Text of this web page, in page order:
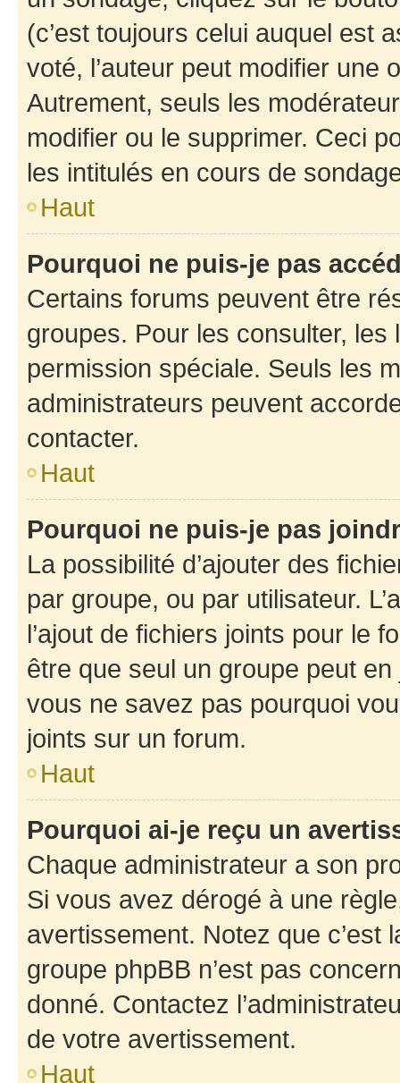
(c’est toujours celui auquel est
voté, l’auteur peut modifier une
Autrement, seuls les
modifier ou le supprimer. Ceci
les intitulés en cours de
Haut
Pourquoi ne puis-je pas
Certains forums peuvent être
groupes. Pour les consulter,
permission spéciale. Seuls les
administrateurs peuvent
contacter.
Haut
Pourquoi ne puis-je pas
La possibilité d’ajouter des
par groupe, ou par utilisateur.
l’ajout de fichiers joints pour le
être que seul un groupe peut
vous ne savez pas pourquoi
joints sur un forum.
Haut
Pourquoi ai-je reçu un
Chaque administrateur a son
Si vous avez dérogé à une
avertissement. Notez que c’est
groupe phpBB n’est pas
donné. Contactez
de votre avertissement.
Haut